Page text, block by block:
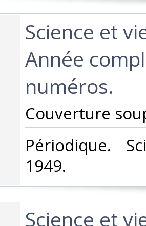
‎Science et
Année
numéros.‎
‎Couverture
‎Périodique.
1949.‎
‎Science et